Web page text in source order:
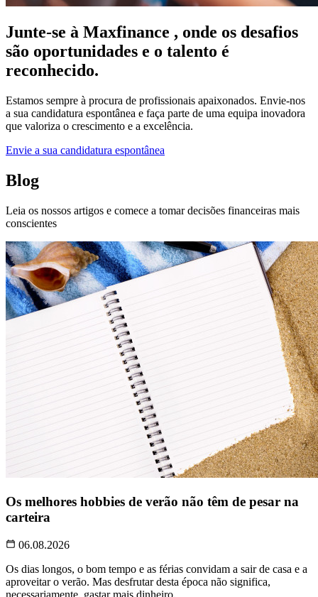
Junte-se à Maxfinance , onde os desafios
são oportunidades e o talento é
reconhecido.
Estamos sempre à procura de profissionais apaixonados. Envie-nos
a sua candidatura espontânea e faça parte de uma equipa inovadora
que valoriza o crescimento e a excelência.
Envie a sua candidatura espontânea
Blog
Leia os nossos artigos e comece a tomar decisões financeiras mais
conscientes
Os melhores hobbies de verão não têm de pesar na
carteira
06.08.2026
Os dias longos, o bom tempo e as férias convidam a sair de casa e a
aproveitar o verão. Mas desfrutar desta época não significa,
necessariamente, gastar mais dinheiro.